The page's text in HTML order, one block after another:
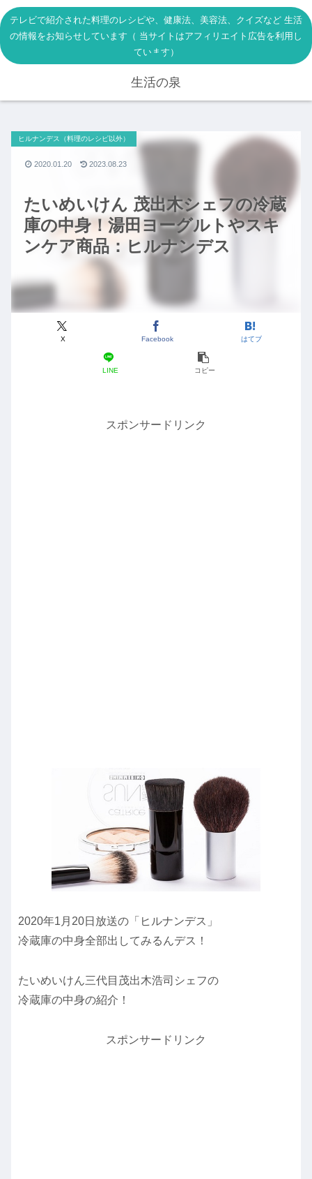
テレビで紹介された料理のレシピや、健康法、美容法、クイズなど 生活
の情報をお知らせしています（ 当サイトはアフィリエイト広告を利用し
ています）
生活の泉
たいめいけん 茂出木シェフの冷蔵
庫の中身！湯田ヨーグルトやスキ
ンケア商品：ヒルナンデス
ヒルナンデス（料理のレシピ以外）
X Facebook はてブ
LINE コピー
2020.01.20 2023.08.23
スポンサードリンク
2020年1月20日放送の「ヒルナンデス」
冷蔵庫の中身全部出してみるんデス！
たいめいけん三代目茂出木浩司シェフの
冷蔵庫の中身の紹介！
スポンサードリンク